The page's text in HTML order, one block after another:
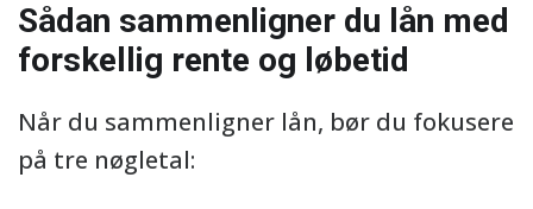
Sådan sammenligner du lån med
forskellig rente og løbetid
Når du sammenligner lån, bør du fokusere
på tre nøgletal: